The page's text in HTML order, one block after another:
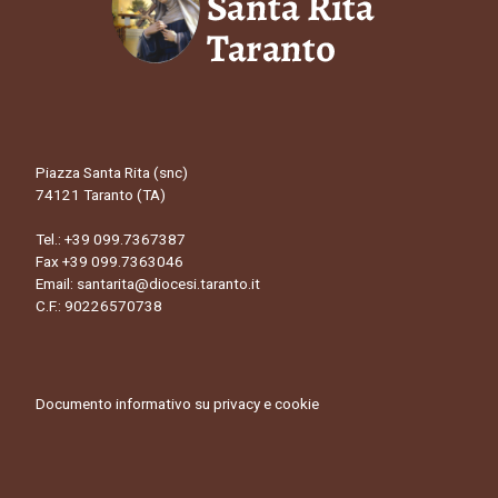
Piazza Santa Rita (snc)
74121 Taranto (TA)
Tel.: +39 099.7367387
Fax +39 099.7363046
Email: santarita@diocesi.taranto.it
C.F.: 90226570738
Documento informativo su privacy e cookie